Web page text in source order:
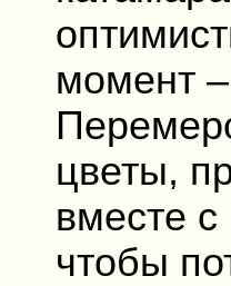
момент
цветы,
вместе
чтобы